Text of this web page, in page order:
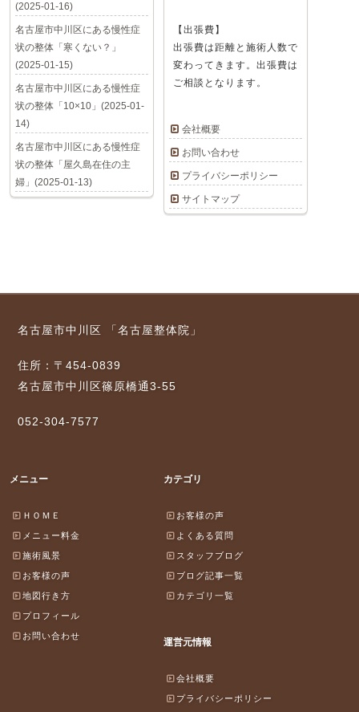
【出張費】
出張費は距離と施術人数で
変わってきます。出張費は
ご相談となります。
会社概要
お問い合わせ
プライバシーポリシー
サイトマップ
(2025-01-16)
名古屋市中川区にある慢性症
状の整体「寒くない？」
(2025-01-15)
名古屋市中川区にある慢性症
状の整体「10×10」(2025-01-
14)
名古屋市中川区にある慢性症
状の整体「屋久島在住の主
婦」(2025-01-13)
名古屋市中川区 「名古屋整体院」
住所：〒454-0839
名古屋市中川区篠原橋通3-55
052-304-7577
メニュー
ＨＯＭＥ
メニュー料金
施術風景
お客様の声
地図行き方
プロフィール
お問い合わせ
カテゴリ
お客様の声
よくある質問
スタッフブログ
ブログ記事一覧
カテゴリ一覧
運営元情報
会社概要
プライバシーポリシー